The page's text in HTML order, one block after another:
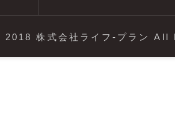
株式会社ライフ-プラン